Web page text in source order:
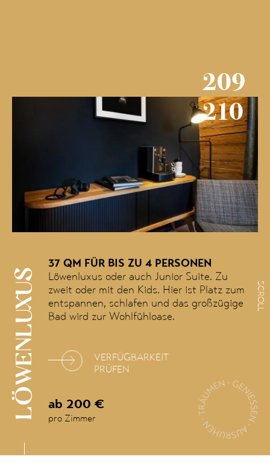
LÖWENLUXUS
209
210
ab 200 €
pro Zimmer
VERFÜGBARKEIT
PRÜFEN
37 QM FÜR BIS ZU 4 PERSONEN
Löwenluxus oder auch Junior Suite. Zu
zweit oder mit den Kids. Hier ist Platz zum
entspannen, schlafen und das großzügige
Bad wird zur Wohlfühloase.
SCROLL